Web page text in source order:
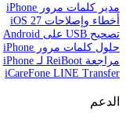
مدير كلمات مرور iPhone
أخطاء وإصلاحات iOS 27
تصحيح USB على Android
حلول كلمات مرور iPhone
مراجعة ReiBoot لـ iPhone
iCareFone LINE Transfer
الدعم